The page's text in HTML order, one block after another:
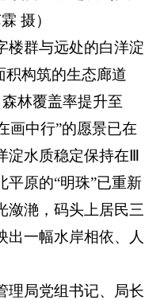
摄）
楼群与远处的白洋淀
积构筑的生态廊道
林覆盖率提升至
画中行”的愿景已在
淀水质稳定保持在Ⅲ
平原的“明珠”已重新
潋滟，码头上居民三
出一幅水岸相依、人
理局党组书记、局长